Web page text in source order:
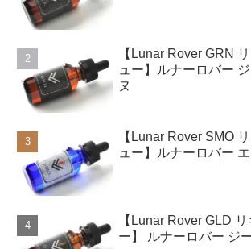
【Lunar Rover GRN
ュー】ルナーロバー
ヌ
【Lunar Rover SMO
ュー】ルナーロバー
【Lunar Rover GLD
ー】 ルナーロバー ジ